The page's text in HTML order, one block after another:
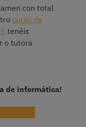
con total
curso de
tenéis
o tutora
de informática!